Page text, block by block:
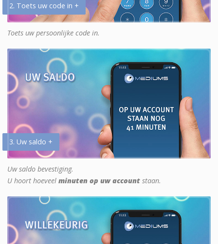
2. Toets uw code in +
Toets uw persoonlijke code in.
3. Uw saldo +
Uw saldo bevestiging.
U hoort hoeveel minuten op uw account staan.